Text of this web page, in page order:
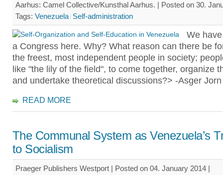
Aarhus: Camel Collective/Kunsthal Aarhus. | Posted on 30.
Tags: Venezuela Self-administration
We
a Congress here. Why? What reason can there be
the freest, most independent people in society;
like "the lily of the field", to come together, organize
and undertake theoretical discussions?> -Asger
READ MORE
The Communal System as Venezuela’s
to Socialism
Praeger Publishers Westport | Posted on 04. January 2014 |